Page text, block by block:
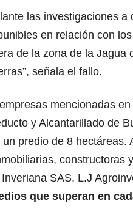
las investigaciones a
en relación con
de la zona de la Jagua
señala el fallo.
mencionadas
y Alcantarillado de
predio de 8 hectáreas.
constructoras
SAS, L.J
que superan en